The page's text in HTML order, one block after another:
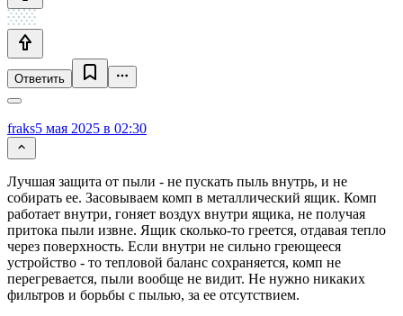
Ответить
fraks5 мая 2025 в 02:30
Лучшая защита от пыли - не пускать пыль внутрь, и не
собирать ее. Засовываем комп в металлический ящик. Комп
работает внутри, гоняет воздух внутри ящика, не получая
притока пыли извне. Ящик сколько-то греется, отдавая тепло
через поверхность. Если внутри не сильно греющееся
устройство - то тепловой баланс сохраняется, комп не
перегревается, пыли вообще не видит. Не нужно никаких
фильтров и борьбы с пылью, за ее отсутствием.